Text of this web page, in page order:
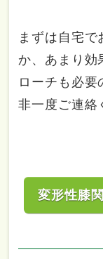
まずは自宅
か、あまり効
ローチも必要
非一度ご連絡
変形性膝